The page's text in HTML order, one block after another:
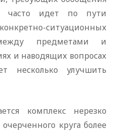
часто идет по пути
ситуационных
предметами и
и наводящих вопросах
несколько улучшить
комплекс нерезко
круга более